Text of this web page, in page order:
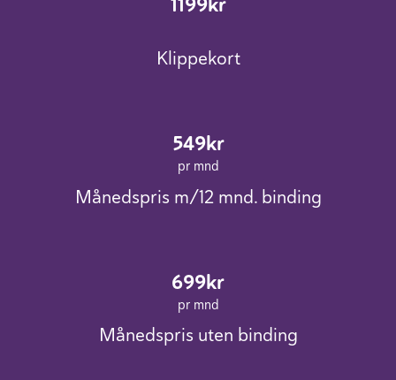
Klippekort
549kr
pr mnd
Månedspris m/12 mnd. binding
699kr
pr mnd
Månedspris uten binding